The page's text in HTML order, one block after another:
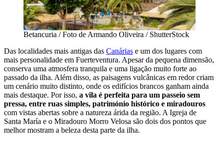
Betancuria / Foto de Armando Oliveira / ShutterStock
Das localidades mais antigas das Canárias e um dos lugares com
mais personalidade em Fuerteventura. Apesar da pequena dimensão,
conserva uma atmosfera tranquila e uma ligação muito forte ao
passado da ilha. Além disso, as paisagens vulcânicas em redor criam
um cenário muito distinto, onde os edifícios brancos ganham ainda
mais destaque. Por isso, a vila é perfeita para um passeio sem
pressa, entre ruas simples, património histórico e miradouros
com vistas abertas sobre a natureza árida da região. A Igreja de
Santa María e o Miradouro Morro Velosa são dois dos pontos que
melhor mostram a beleza desta parte da ilha.